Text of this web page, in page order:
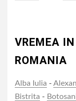
VREMEA
ROMANIA
Alba Iulia -
Bistrita -